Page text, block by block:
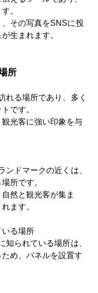
。
その写真をSNSに投
生まれます。
所
れる場所であり、多く
です。
光客に強い印象を与
ンドマークの近くは、
所です。
然と観光客が集ま
ます。
る場所
知られている場所は、
め、パネルを設置す